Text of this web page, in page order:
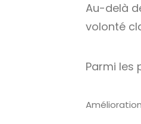
Au-delà
volonté
Parmi les